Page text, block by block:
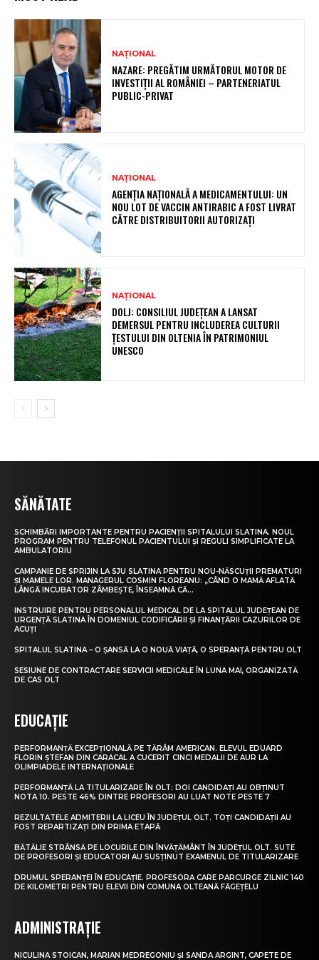
NAȚIONAL
NAZARE: PREGĂTIM URMĂTORUL MOTOR DE
INVESTIȚII AL ROMÂNIEI – PARTENERIATUL
PUBLIC-PRIVAT
NAȚIONAL
AGENȚIA NAȚIONALĂ A MEDICAMENTULUI: UN
NOU LOT DE VACCIN ANTIRABIC A FOST LIVRAT
CĂTRE DISTRIBUITORII AUTORIZAȚI
NAȚIONAL
DOLJ: CONSILIUL JUDEȚEAN A LANSAT
DEMERSUL PENTRU INCLUDEREA CULTURII
ȚESTULUI DIN OLTENIA ÎN PATRIMONIUL
UNESCO
SĂNĂTATE
SCHIMBĂRI IMPORTANTE PENTRU PACIENȚII SPITALULUI SLATINA. NOUL
PROGRAM PENTRU TELEFONUL PACIENTULUI ȘI REGULI SIMPLIFICATE LA
AMBULATORIU
CAMPANIE DE SPRIJIN LA SJU SLATINA PENTRU NOU-NĂSCUȚII PREMATURI
ȘI MAMELE LOR. MANAGERUL COSMIN FLOREANU: „CÂND O MAMĂ AFLATĂ
LÂNGĂ INCUBATOR ZÂMBEȘTE, ÎNSEAMNĂ CĂ...
INSTRUIRE PENTRU PERSONALUL MEDICAL DE LA SPITALUL JUDEȚEAN DE
URGENȚĂ SLATINA ÎN DOMENIUL CODIFICĂRII ȘI FINANȚĂRII CAZURILOR DE
ACUȚI
SPITALUL SLATINA – O ȘANSĂ LA O NOUĂ VIAȚĂ, O SPERANȚĂ PENTRU OLT
SESIUNE DE CONTRACTARE SERVICII MEDICALE ÎN LUNA MAI, ORGANIZATĂ
DE CAS OLT
EDUCAȚIE
PERFORMANȚĂ EXCEPȚIONALĂ PE TĂRÂM AMERICAN. ELEVUL EDUARD
FLORIN ȘTEFAN DIN CARACAL A CUCERIT CINCI MEDALII DE AUR LA
OLIMPIADELE INTERNAȚIONALE
PERFORMANȚĂ LA TITULARIZARE ÎN OLT: DOI CANDIDAȚI AU OBȚINUT
NOTA 10. PESTE 46% DINTRE PROFESORI AU LUAT NOTE PESTE 7
REZULTATELE ADMITERII LA LICEU ÎN JUDEȚUL OLT. TOȚI CANDIDAȚII AU
FOST REPARTIZAȚI DIN PRIMA ETAPĂ
BĂTĂLIE STRÂNSĂ PE LOCURILE DIN ÎNVĂȚĂMÂNT ÎN JUDEȚUL OLT. SUTE
DE PROFESORI ȘI EDUCATORI AU SUSȚINUT EXAMENUL DE TITULARIZARE
DRUMUL SPERANȚEI ÎN EDUCAȚIE. PROFESORA CARE PARCURGE ZILNIC 140
DE KILOMETRI PENTRU ELEVII DIN COMUNA OLTEANĂ FĂGEȚELU
ADMINISTRAȚIE
NICULINA STOICAN, MARIAN MEDREGONIU ȘI SANDA ARGINT, CAPETE DE